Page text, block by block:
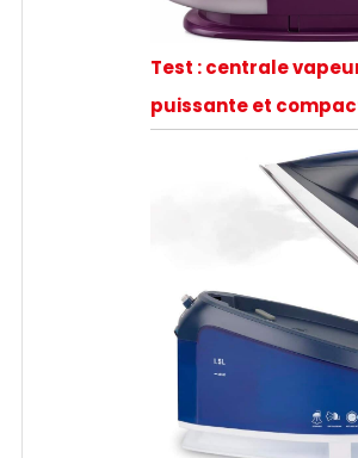
Test : centrale
puissante et